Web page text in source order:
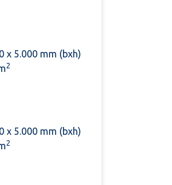
x 5.000 mm (bxh)
2
x 5.000 mm (bxh)
2